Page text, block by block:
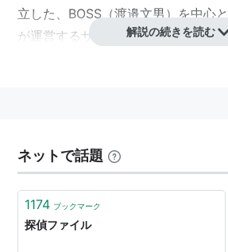
立した、BOSS（渡邉文男）を中心
が運営するサイト。
スパイ日記
BOSS&探偵ファイルスタッフが送る
ィ・毒舌日記など
解説の続きを読む
ネットで話題
1174 ブックマーク
探偵ファイル